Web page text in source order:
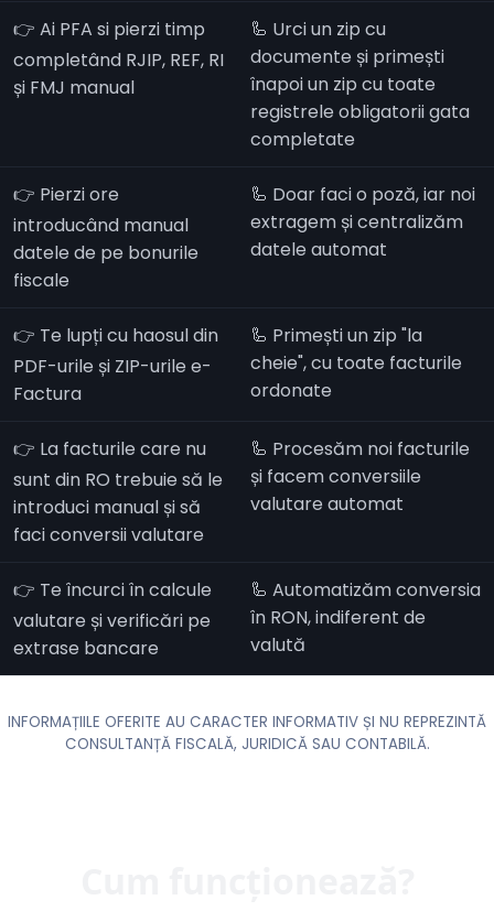
👉 Ai PFA si pierzi timp
completând RJIP, REF, RI
și FMJ manual
🦾 Urci un zip cu
documente și primești
înapoi un zip cu toate
registrele obligatorii gata
completate
👉 Pierzi ore
introducând manual
datele de pe bonurile
fiscale
🦾 Doar faci o poză, iar noi
extragem și centralizăm
datele automat
👉 Te lupți cu haosul din
PDF-urile și ZIP-urile e-
Factura
🦾 Primești un zip "la
cheie", cu toate facturile
ordonate
👉 La facturile care nu
sunt din RO trebuie să le
introduci manual și să
faci conversii valutare
🦾 Procesăm noi facturile
și facem conversiile
valutare automat
👉 Te încurci în calcule
valutare și verificări pe
extrase bancare
🦾 Automatizăm conversia
în RON, indiferent de
valută
INFORMAȚIILE OFERITE AU CARACTER INFORMATIV ȘI NU REPREZINTĂ
CONSULTANȚĂ FISCALĂ, JURIDICĂ SAU CONTABILĂ.